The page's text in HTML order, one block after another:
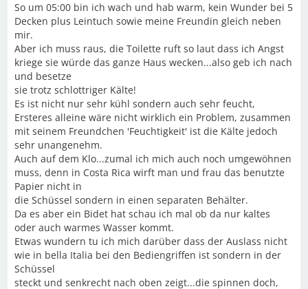
So um 05:00 bin ich wach und hab warm, kein Wunder bei 5
Decken plus Leintuch sowie meine Freundin gleich neben
mir.
Aber ich muss raus, die Toilette ruft so laut dass ich Angst
kriege sie würde das ganze Haus wecken...also geb ich nach
und besetze
sie trotz schlottriger Kälte!
Es ist nicht nur sehr kühl sondern auch sehr feucht,
Ersteres alleine wäre nicht wirklich ein Problem, zusammen
mit seinem Freundchen 'Feuchtigkeit' ist die Kälte jedoch
sehr unangenehm.
Auch auf dem Klo...zumal ich mich auch noch umgewöhnen
muss, denn in Costa Rica wirft man und frau das benutzte
Papier nicht in
die Schüssel sondern in einen separaten Behälter.
Da es aber ein Bidet hat schau ich mal ob da nur kaltes
oder auch warmes Wasser kommt.
Etwas wundern tu ich mich darüber dass der Auslass nicht
wie in bella Italia bei den Bediengriffen ist sondern in der
Schüssel
steckt und senkrecht nach oben zeigt...die spinnen doch,